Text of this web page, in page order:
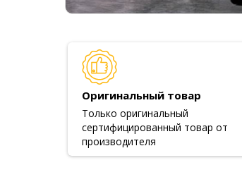
Оригинальный товар
Только оригинальный
сертифицированный товар от
производителя